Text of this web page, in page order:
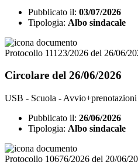
Pubblicato il: 03/07/2026
Tipologia: Albo sindacale
Protocollo 11123/2026 del 26/06/
Circolare del 26/06/2026
USB - Scuola -
Pubblicato il: 26/06/2026
Tipologia: Albo sindacale
Protocollo 10676/2026 del 20/06/